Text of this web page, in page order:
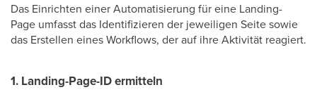
Das Einrichten einer Automatisierung für eine Landing-
Page umfasst das Identifizieren der jeweiligen Seite sowie
das Erstellen eines Workflows, der auf ihre Aktivität reagiert.
1. Landing-Page-ID ermitteln